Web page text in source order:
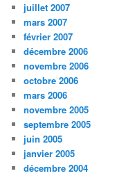
juillet 2007
mars 2007
février 2007
décembre 2006
novembre 2006
octobre 2006
mars 2006
novembre 2005
septembre 2005
juin 2005
janvier 2005
décembre 2004